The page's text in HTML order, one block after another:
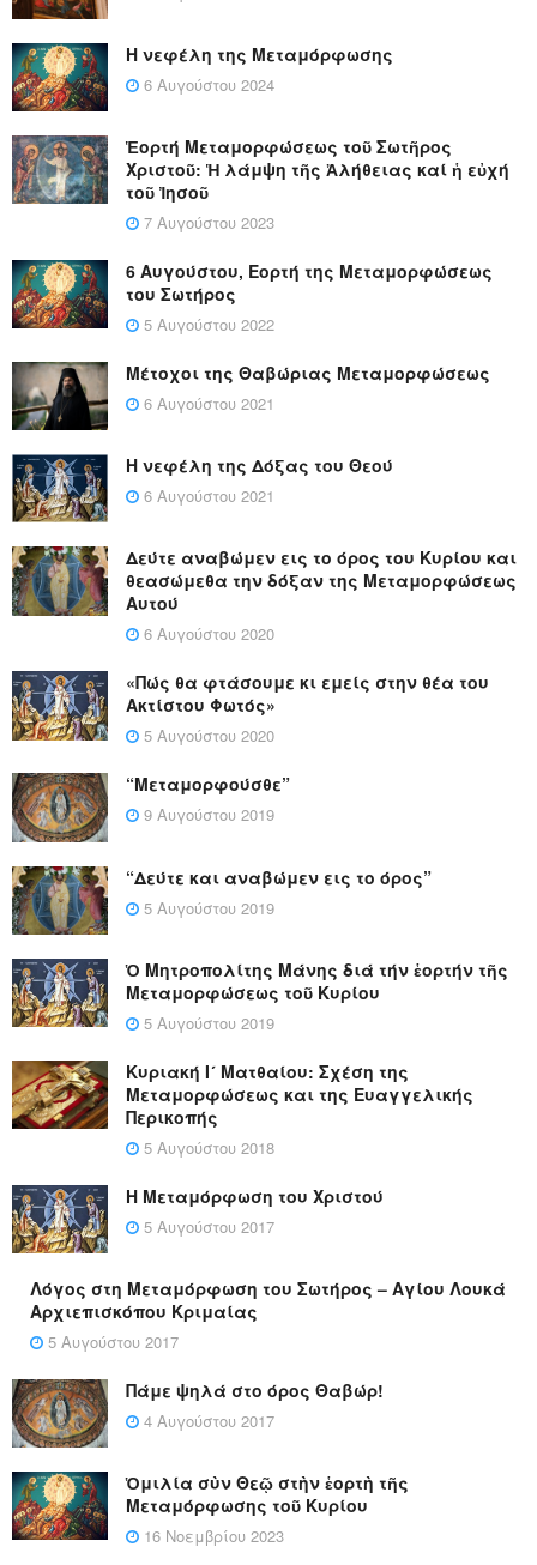
Η νεφέλη της Μεταμόρφωσης
6 Αυγούστου 2024
Ἑορτή Μεταμορφώσεως τοῦ Σωτῆρος
Χριστοῦ: Ἡ λάμψη τῆς Ἀλήθειας καί ἡ εὐχή
τοῦ Ἰησοῦ
7 Αυγούστου 2023
6 Αυγούστου, Εορτή της Μεταμορφώσεως
του Σωτήρος
5 Αυγούστου 2022
Μέτοχοι της Θαβώριας Μεταμορφώσεως
6 Αυγούστου 2021
Η νεφέλη της Δόξας του Θεού
6 Αυγούστου 2021
Δεύτε αναβώμεν εις το όρος του Κυρίου και
θεασώμεθα την δόξαν της Μεταμορφώσεως
Αυτού
6 Αυγούστου 2020
«Πώς θα φτάσουμε κι εμείς στην θέα του
Ακτίστου Φωτός»
5 Αυγούστου 2020
“Μεταμορφούσθε”
9 Αυγούστου 2019
“Δεύτε και αναβώμεν εις το όρος”
5 Αυγούστου 2019
Ὁ Μητροπολίτης Μάνης διά τήν ἑορτήν τῆς
Μεταμορφώσεως τοῦ Κυρίου
5 Αυγούστου 2019
Κυριακή Ι´ Ματθαίου: Σχέση της
Μεταμορφώσεως και της Ευαγγελικής
Περικοπής
5 Αυγούστου 2018
Η Μεταμόρφωση του Χριστού
5 Αυγούστου 2017
Λόγος στη Μεταμόρφωση του Σωτήρος – Αγίου Λουκά
Αρχιεπισκόπου Κριμαίας
5 Αυγούστου 2017
Πάμε ψηλά στο όρος Θαβώρ!
4 Αυγούστου 2017
Ὁμιλία σὺν Θεῷ στὴν ἑορτὴ τῆς
Μεταμόρφωσης τοῦ Κυρίου
16 Νοεμβρίου 2023